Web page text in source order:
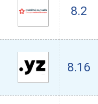
8.2
8.16